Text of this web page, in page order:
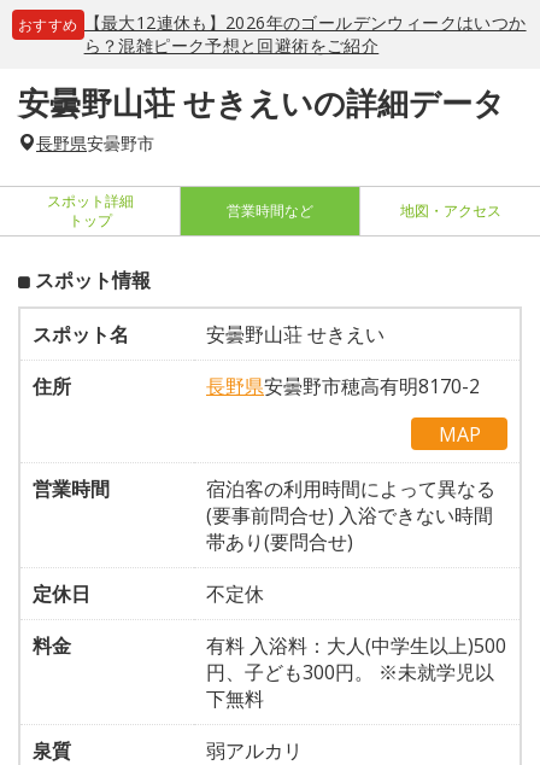
おすすめ
【最大12連休も】2026年のゴールデンウィークはいつか
ら？混雑ピーク予想と回避術をご紹介
安曇野山荘 せきえいの詳細データ
長野県安曇野市
スポット詳細
トップ
営業時間など 地図・アクセス
スポット情報
スポット名
安曇野山荘 せきえい
住所
長野県安曇野市穂高有明8170-2
MAP
営業時間
宿泊客の利用時間によって異なる
(要事前問合せ) 入浴できない時間
帯あり(要問合せ)
定休日
不定休
料金
有料 入浴料：大人(中学生以上)500
円、子ども300円。 ※未就学児以
下無料
泉質
弱アルカリ